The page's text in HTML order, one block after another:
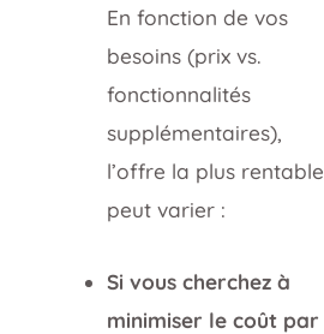
En fonction de vos
besoins (prix vs.
fonctionnalités
supplémentaires),
l’offre la plus rentable
peut varier :
Si vous cherchez à
minimiser le coût par